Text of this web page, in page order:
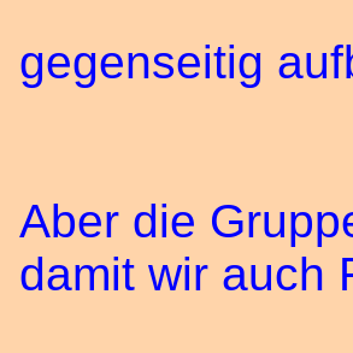
gegenseitig
Aber die
damit wir auch